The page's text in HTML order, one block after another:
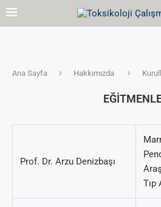
Ana Sayfa Hakkımızda
Prof. Dr. Arzu Denizbaşı
Tıp